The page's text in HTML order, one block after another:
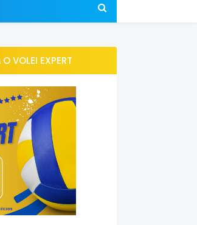
VOLEI EXPERT